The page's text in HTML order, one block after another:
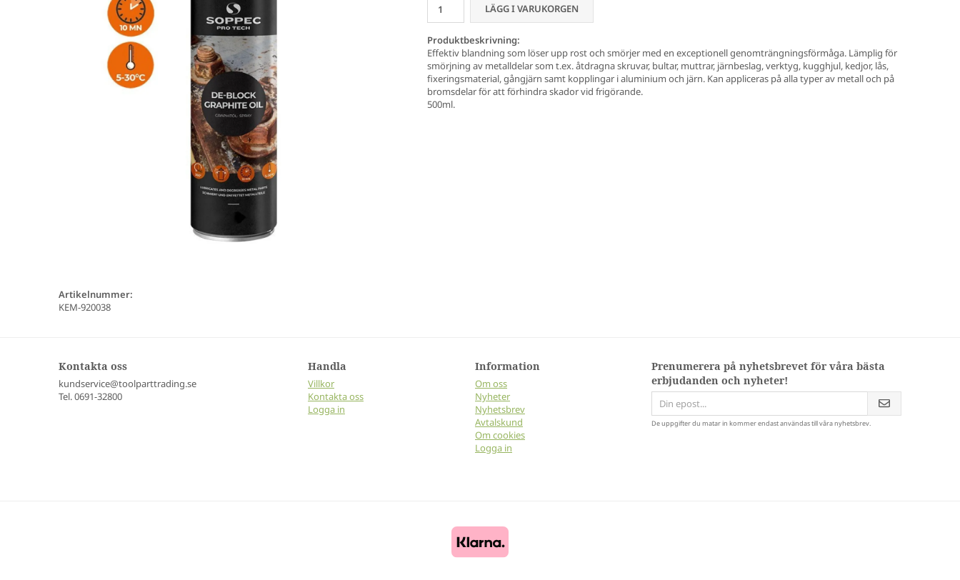
LÄGG I VARUKORGEN
Produktbeskrivning:
Effektiv blandning som löser upp rost och smörjer med en exceptionell genomträngningsförmåga. Lämplig för
smörjning av metalldelar som t.ex. åtdragna skruvar, bultar, muttrar, järnbeslag, verktyg, kugghjul, kedjor, lås,
fixeringsmaterial, gångjärn samt kopplingar i aluminium och järn. Kan appliceras på alla typer av metall och på
bromsdelar för att förhindra skador vid frigörande.
500ml.
Artikelnummer:
KEM-920038
Kontakta oss
kundservice@toolparttrading.se
Tel. 0691-32800
Handla
Villkor
Kontakta oss
Logga in
Information
Om oss
Nyheter
Nyhetsbrev
Avtalskund
Om cookies
Logga in
Prenumerera på nyhetsbrevet för våra bästa
erbjudanden och nyheter!
De uppgifter du matar in kommer endast användas till våra nyhetsbrev.